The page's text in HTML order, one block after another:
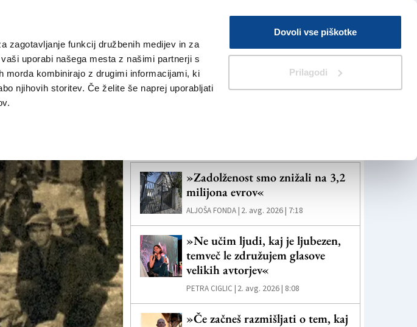
zagotavljanje funkcij družbenih medijev in za
uporabi našega mesta z našimi partnerji s
morda kombinirajo z drugimi informacijami, ki
njihovih storitev. Če želite še naprej uporabljati
Dovoli vse piškotke
Prilagodi
V Kioskih
Iskanje
KULTURA ŠPORT ŠE
»Zadolženost smo znižali na 3,2
milijona evrov«
ALJOŠA FONDA | 2. avg. 2026 | 7:18
»Ne učim ljudi, kaj je ljubezen,
temveč le združujem glasove
velikih avtorjev«
PETRA CIGLIC | 2. avg. 2026 | 8:08
»Če začneš razmišljati o tem, kaj